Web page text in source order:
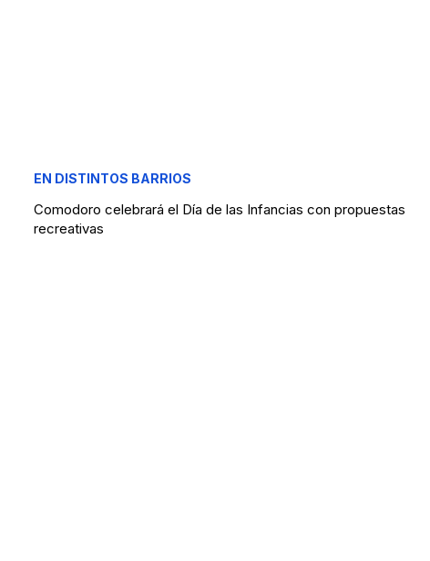
EN DISTINTOS BARRIOS
Comodoro celebrará el Día de las Infancias con propuestas
recreativas